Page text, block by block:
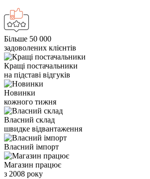
Більше 50 000
задоволених клієнтів
Кращі постачальники
на підставі відгуків
Новинки
кожного тижня
Власний склад
швидке відвантаження
Власний імпорт
Магазин працює
з 2008 року